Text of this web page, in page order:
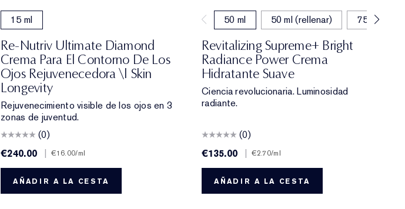
15 ml
Re-Nutriv Ultimate Diamond
Crema Para El Contorno De Los
Ojos Rejuvenecedora \| Skin
Longevity
Rejuvenecimiento visible de los ojos en 3
zonas de juventud.
(0)
€240.00
€16.00/ml
AÑADIR A LA CESTA
50 ml 50 ml (rellenar) 75 ml
Revitalizing Supreme+ Bright
Radiance Power Crema
Hidratante Suave
Ciencia revolucionaria. Luminosidad
radiante.
(0)
€135.00
€2.70/ml
AÑADIR A LA CESTA